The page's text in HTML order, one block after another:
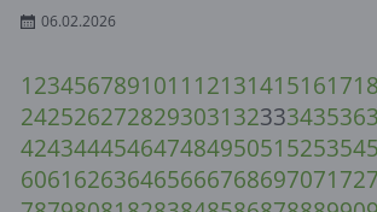
06.02.2026
1234567891011 12131415161718
24252627282930313233343536
42434445464748495051525354
60616263646566676869707172